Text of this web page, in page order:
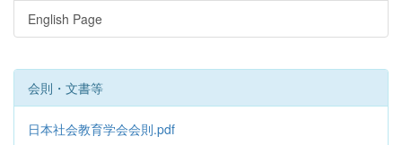
English Page
会則・文書等
日本社会教育学会会則.pdf